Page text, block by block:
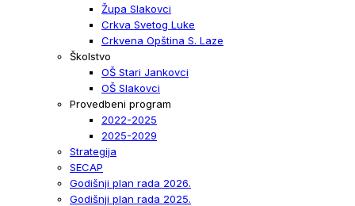
Župa Slakovci
Crkva Svetog Luke
Crkvena Opština S. Laze
Školstvo
OŠ Stari Jankovci
OŠ Slakovci
Provedbeni program
2022-2025
2025-2029
Strategija
SECAP
Godišnji plan rada 2026.
Godišnji plan rada 2025.